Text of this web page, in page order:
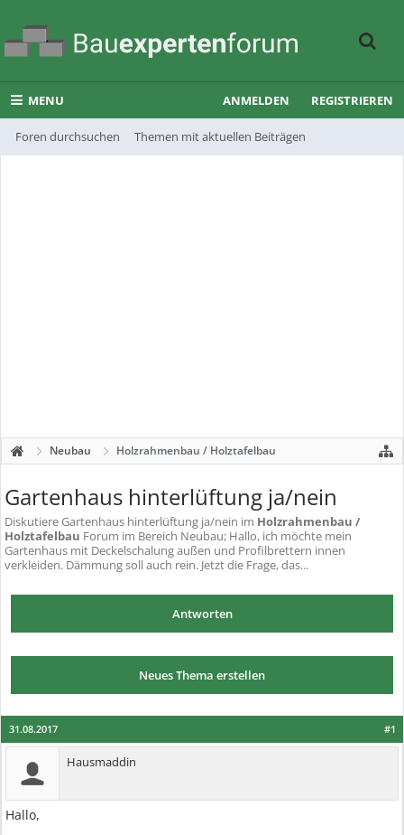
MENU
Foren durchsuchen Themen mit aktuellen Beiträgen
ANMELDEN REGISTRIEREN
Neubau Holzrahmenbau / Holztafelbau
Gartenhaus hinterlüftung ja/nein
DiskutiereGartenhaus hinterlüftung ja/nein im Holzrahmenbau /
Holztafelbau Forum im Bereich Neubau; Hallo, ich möchte mein
Gartenhaus mit Deckelschalung außen und Profilbrettern innen
verkleiden. Dämmung soll auch rein. Jetzt die Frage, das...
Antworten
Neues Thema erstellen
#1
31.08.2017
Hausmaddin
Hallo,